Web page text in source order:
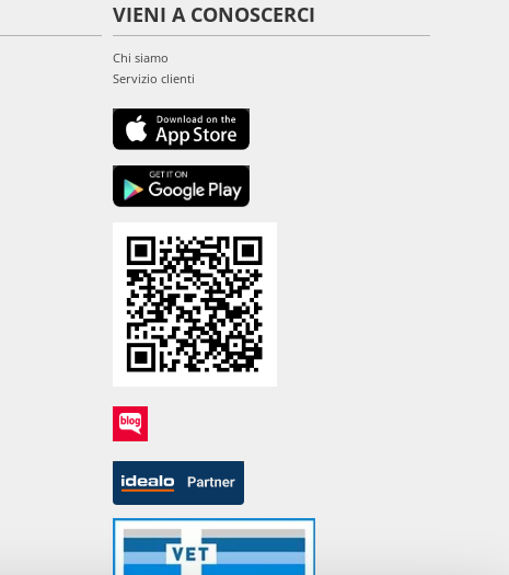
VIENI A CONOSCERCI
Chi siamo
Servizio clienti